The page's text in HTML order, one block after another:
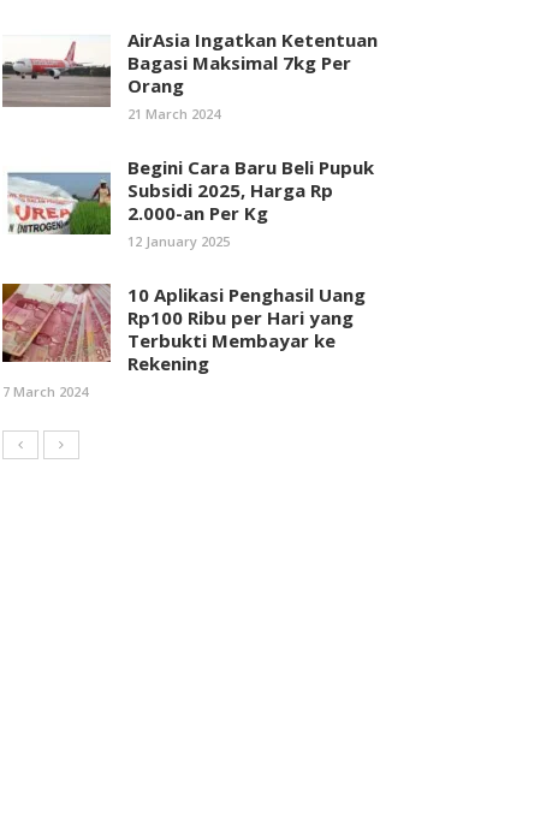
AirAsia Ingatkan Ketentuan
Bagasi Maksimal 7kg Per
Orang
21 March 2024
Begini Cara Baru Beli Pupuk
Subsidi 2025, Harga Rp
2.000-an Per Kg
12 January 2025
10 Aplikasi Penghasil Uang
Rp100 Ribu per Hari yang
Terbukti Membayar ke
Rekening
7 March 2024